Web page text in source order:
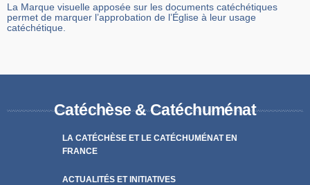
La Marque visuelle apposée sur les documents catéchétiques
permet de marquer l’approbation de l’Église à leur usage
catéchétique.
Catéchèse & Catéchuménat
LA CATÉCHÈSE ET LE CATÉCHUMÉNAT EN
FRANCE
ACTUALITÉS ET INITIATIVES